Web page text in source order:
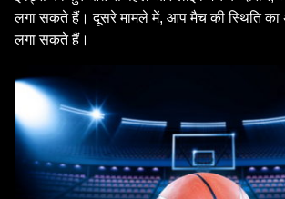
लगा सकते हैं। दूसरे मामले में, आप मैच की स्थिति का
लगा सकते हैं।